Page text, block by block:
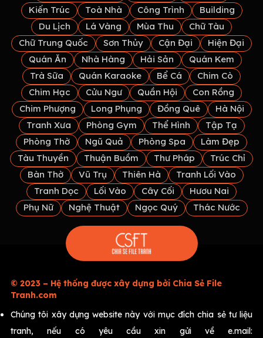
Kiến Trúc
Toà Nhà Công Trình
Building
Du Lịch
Lá Vàng Mùa Thu
Chữ Tàu
Chữ Trung Quốc
Sơn Thủy Cận Đại
Hiện Đại
Quán Ăn
Nhà Hàng Hải Sản
Quán Kem
Trà Sữa
Quán Karaoke Bể Cá
Chim Cò
Chim Hạc
Cửu Ngư Quần Hội
Con Rồng
Chim Phượng
Long Phụng Đồng Quê
Hà Nội
Tranh Xưa
Phòng Gym Thể Hình
Tập Tạ
Phòng Thờ
Ngũ Quả Phòng Spa
Làm Đẹp
Tàu Thuyền
Thuận Buồm Thư Pháp
Trúc Chỉ
Bàn Thờ
Vũ Trụ Thiên Hà
Tranh Lối Vào
Tranh Dọc
Lối Vào Cây Cối
Hươu Nai
Phụ Nữ
Nghệ Thuật Ngọc Quý Thác Nước
© 2023 – Hệ thống được xây dựng bởi Chia Sẻ File
Tranh.com
Chúng tôi xây dựng website này với mục đích chia sẻ tư liệu
tranh, nếu có yêu cầu xin gửi về e.mail: